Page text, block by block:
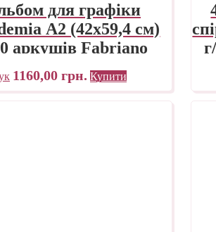
для графіки
А2 (42х59,4 см)
аркушів Fabriano
Італія
1160,00 грн. Купити